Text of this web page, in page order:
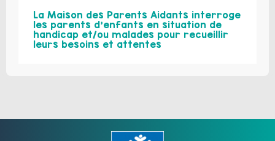
La Maison des Parents Aidants interroge
les parents d’enfants en situation de
handicap et/ou malades pour recueillir
leurs besoins et attentes